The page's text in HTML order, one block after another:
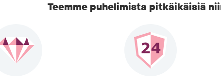
Teemme puhelimista pitkäikäisiä